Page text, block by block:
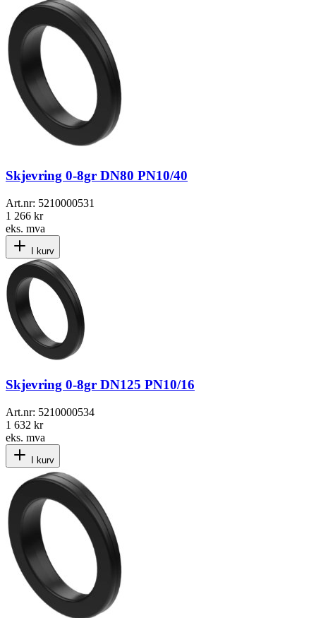
Skjevring 0-8gr DN80 PN10/40
Art.nr: 5210000531
1 266 kr
eks. mva
I kurv
Skjevring 0-8gr DN125 PN10/16
Art.nr: 5210000534
1 632 kr
eks. mva
I kurv